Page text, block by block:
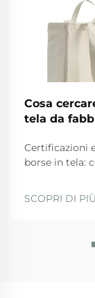
Cosa
tela da
Certificazioni
borse in tela:
fornitori, le
SCOPRI DI PIÙ